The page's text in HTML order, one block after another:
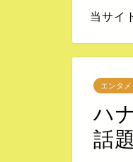
当サイ
エンタメ
ハ
話